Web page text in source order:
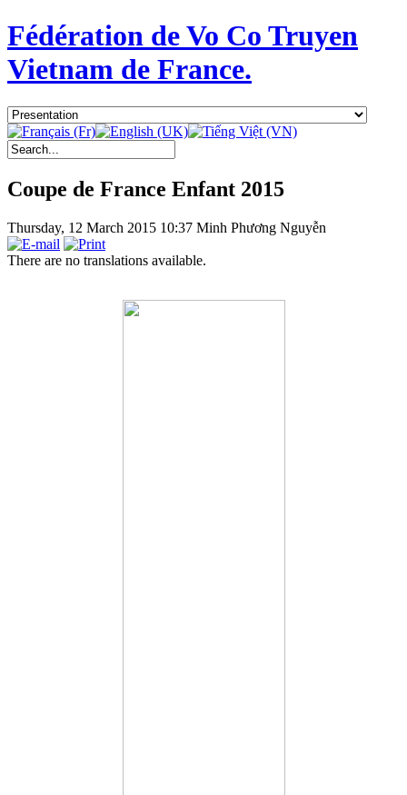
Fédération de Vo Co Truyen
Vietnam de France.
Coupe de France Enfant 2015
Thursday, 12 March 2015 10:37 Minh Phương Nguyễn
There are no translations available.